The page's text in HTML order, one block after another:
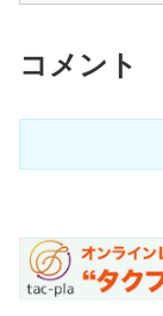
コメント